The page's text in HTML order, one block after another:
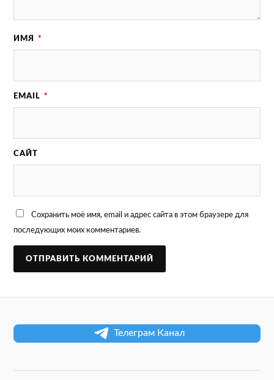
ИМЯ *
EMAIL *
САЙТ
Сохранить моё имя, email и адрес сайта в этом браузере для
последующих моих комментариев.
Телеграм Канал